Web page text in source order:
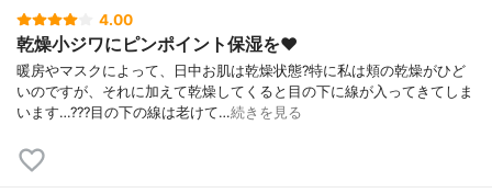
4.00
乾燥小ジワにピンポイント保湿を❤️
暖房やマスクによって、日中お肌は乾燥状態?特に私は頬の乾燥がひど
いのですが、それに加えて乾燥してくると目の下に線が入ってきてしま
います…???目の下の線は老けて…続きを見る